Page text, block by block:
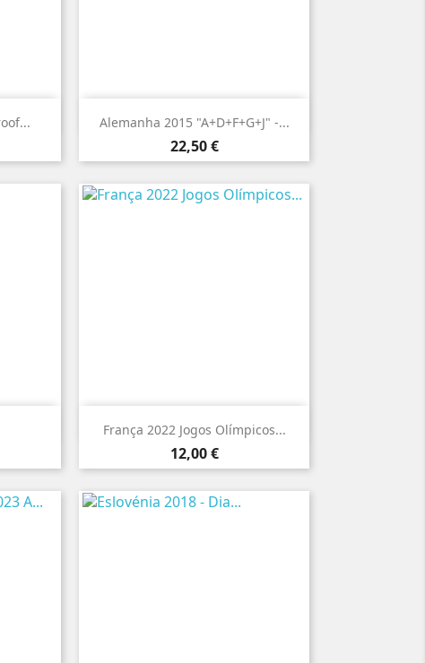
Alemanha 2015 "A+D+F+G+J" -...
Preço
22,50 €
 Vista rápida
França 2022 Jogos Olímpicos...
Preço
12,00 €
 Vista rápida